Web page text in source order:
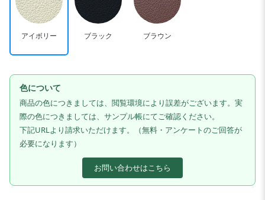
アイボリー ブラック ブラウン
色について
商品の色につきましては、閲覧環境により誤差がございます。実
際の色につきましては、サンプル帳にてご確認ください。
下記URLより請求いただけます。（無料・アンケートのご回答が
必要になります）
お問い合わせはこちら